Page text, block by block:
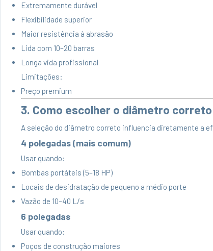
Extremamente durável
Flexibilidade superior
Maior resistência à abrasão
Lida com 10–20 barras
Longa vida profissional
Limitações:
Preço premium
3. Como escolher o diâmetro
A seleção do diâmetro correto influencia diretamente a
4 polegadas (mais comum)
Usar quando:
Bombas portáteis (5–18 HP)
Locais de desidratação de pequeno a médio porte
Vazão de 10–40 L/s
6 polegadas
Usar quando:
Poços de construção maiores